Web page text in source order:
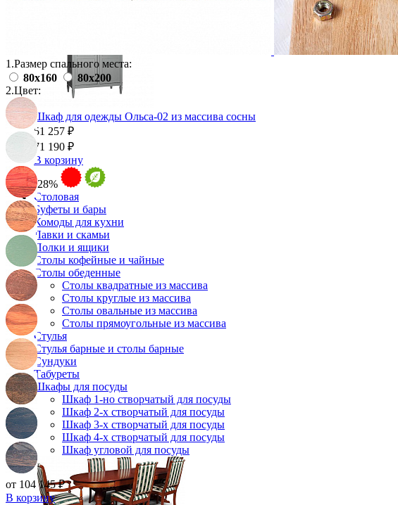
Шкаф для одежды Ольса-02 из массива сосны
51 257 ₽
71 190 ₽
В корзину
-28%
Столовая
Буфеты и бары
Комоды для кухни
Лавки и скамьи
Полки и ящики
Столы кофейные и чайные
Столы обеденные
Столы квадратные из массива
Столы круглые из массива
Столы овальные из массива
Столы прямоугольные из массива
Стулья
Стулья барные и столы барные
Сундуки
Табуреты
Шкафы для посуды
Шкаф 1-но створчатый для посуды
Шкаф 2-х створчатый для посуды
Шкаф 3-х створчатый для посуды
Шкаф 4-х створчатый для посуды
Шкаф угловой для посуды
1.Размер спального места:
80х160
80х200
2.Цвет:
от 104 145 ₽
В корзину